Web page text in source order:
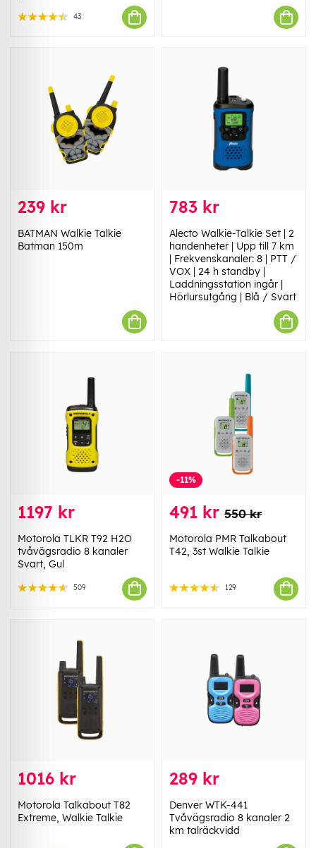
43
239 kr
BATMAN Walkie Talkie
Batman 150m
783 kr
Alecto Walkie-Talkie Set | 2
handenheter | Upp till 7 km
| Frekvenskanaler: 8 | PTT /
VOX | 24 h standby |
Laddningsstation ingår |
Hörlursutgång | Blå / Svart
1197 kr
Motorola TLKR T92 H2O
tvåvägsradio 8 kanaler
Svart, Gul
509
-11%
491 kr 550 kr
Motorola PMR Talkabout
T42, 3st Walkie Talkie
129
1016 kr
Motorola Talkabout T82
Extreme, Walkie Talkie
289 kr
Denver WTK-441
Tvåvägsradio 8 kanaler 2
km talräckvidd